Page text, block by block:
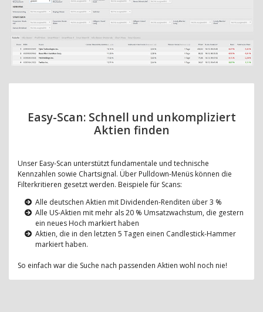
Easy-Scan: Schnell und unkompliziert
Aktien finden
Unser Easy-Scan unterstützt fundamentale und technische
Kennzahlen sowie Chartsignal. Über Pulldown-Menüs können die
Filterkritieren gesetzt werden. Beispiele für Scans:
Alle deutschen Aktien mit Dividenden-Renditen über 3 %
Alle US-Aktien mit mehr als 20 % Umsatzwachstum, die gestern
ein neues Hoch markiert haben
Aktien, die in den letzten 5 Tagen einen Candlestick-Hammer
markiert haben.
So einfach war die Suche nach passenden Aktien wohl noch nie!